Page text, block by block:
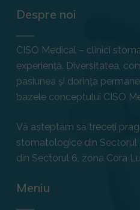
Despre noi
CISO Medical – clinici
experiență. Diversitatea,
pasiunea și dorința
bazele conceptului CISO
Vă așteptăm să treceți
stomatologice din Sectorul
din Sectorul 6, zona Cora
Meniu